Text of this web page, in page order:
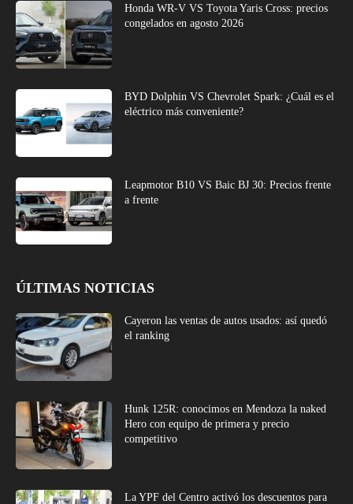
Honda WR-V VS Toyota Yaris Cross: precios
congelados en agosto 2026
BYD Dolphin VS Chevrolet Spark: ¿Cuál es el
eléctrico más conveniente?
Leapmotor B10 VS Baic BJ 30: Precios frente
a frente
ÚLTIMAS NOTICIAS
Cayeron las ventas de autos usados: así quedó
el ranking
Hunk 125R: conocimos en Mendoza la naked
Hero con equipo de primera y precio
competitivo
La YPF del Centro activó los descuentos para